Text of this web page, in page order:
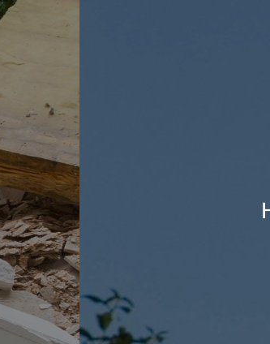
eller
mig